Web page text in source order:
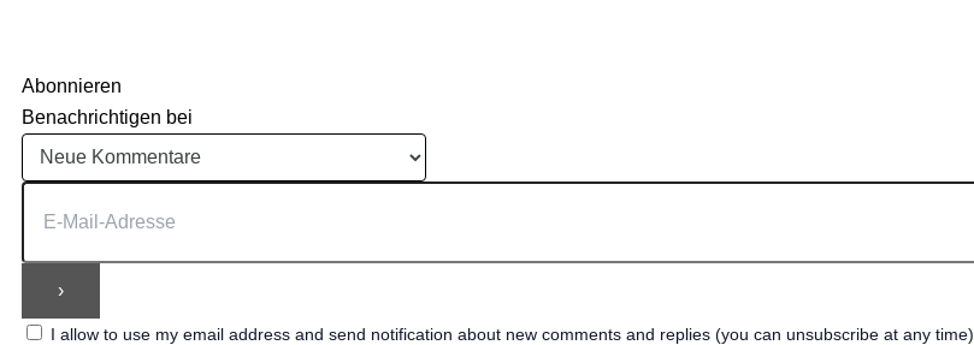
Abonnieren
Benachrichtigen bei
I allow to use my email address and send notification about new comments and replies (you can unsubscribe at any time).